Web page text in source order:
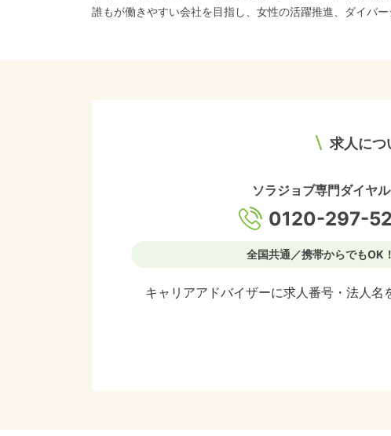
誰もが働きやすい会社を目指し、女性の活躍推進、ダイバ
求人につ
ソラジョブ専門ダイヤル
0120-297-
全国共通／携帯からでもOK！
キャリアアドバイザーに求人番号・法人名